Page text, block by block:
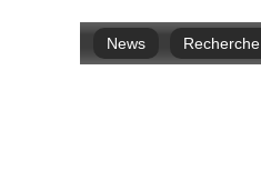
Hauptmenü
News Recherche